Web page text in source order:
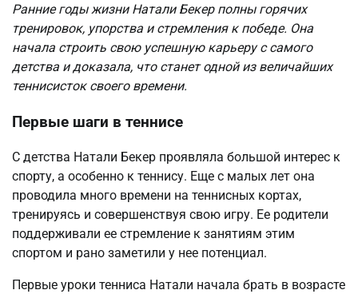
Ранние годы жизни Натали Бекер полны горячих
тренировок, упорства и стремления к победе. Она
начала строить свою успешную карьеру с самого
детства и доказала, что станет одной из величайших
теннисисток своего времени.
Первые шаги в теннисе
С детства Натали Бекер проявляла большой интерес к
спорту, а особенно к теннису. Еще с малых лет она
проводила много времени на теннисных кортах,
тренируясь и совершенствуя свою игру. Ее родители
поддерживали ее стремление к занятиям этим
спортом и рано заметили у нее потенциал.
Первые уроки тенниса Натали начала брать в возрасте